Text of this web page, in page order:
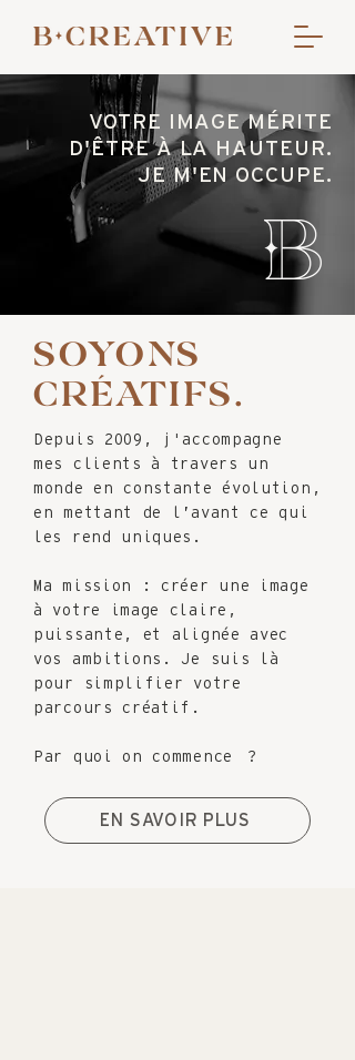
VOTRE IMAGE MÉRITE
D'ÊTRE À LA HAUTEUR.
JE M'EN OCCUPE.
SOYONS
CRÉATIFS.
Depuis 2009, j'accompagne
mes clients à travers un
monde en constante évolution,
en mettant de l’avant ce qui
les rend uniques.
Ma mission : créer une image
à votre image claire,
puissante, et alignée avec
vos ambitions. Je suis là
pour simplifier votre
parcours créatif.
Par quoi on commence ?
EN SAVOIR PLUS